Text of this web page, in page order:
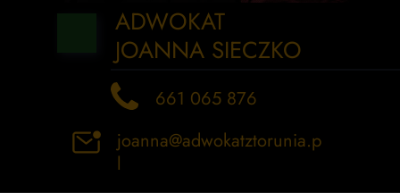
joanna@adwokatztorunia.p
l
661 065 876
ADWOKAT
JOANNA SIECZKO